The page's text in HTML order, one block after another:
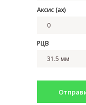
Аксис (ax)
РЦВ
Закажите
звонок